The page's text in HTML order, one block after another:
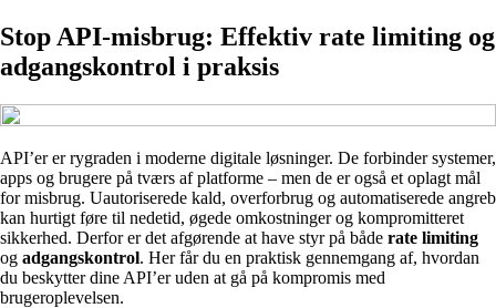
Stop API‑misbrug: Effektiv rate limiting og
adgangskontrol i praksis
API’er er rygraden i moderne digitale løsninger. De forbinder systemer,
apps og brugere på tværs af platforme – men de er også et oplagt mål
for misbrug. Uautoriserede kald, overforbrug og automatiserede angreb
kan hurtigt føre til nedetid, øgede omkostninger og kompromitteret
sikkerhed. Derfor er det afgørende at have styr på både rate limiting
og adgangskontrol. Her får du en praktisk gennemgang af, hvordan
du beskytter dine API’er uden at gå på kompromis med
brugeroplevelsen.